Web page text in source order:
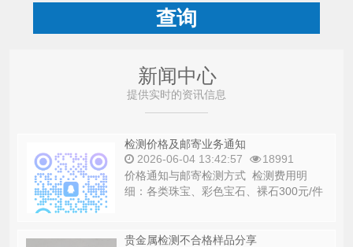
查询
新闻中心
提供实时的资讯信息
检测价格及邮寄业务通知
2026-06-04 13:42:57
18991
价格通知与邮寄检测方式 检测费用明
细：各类珠宝、彩色宝石、裸石300元/件
贵金属检测不合格样品分享